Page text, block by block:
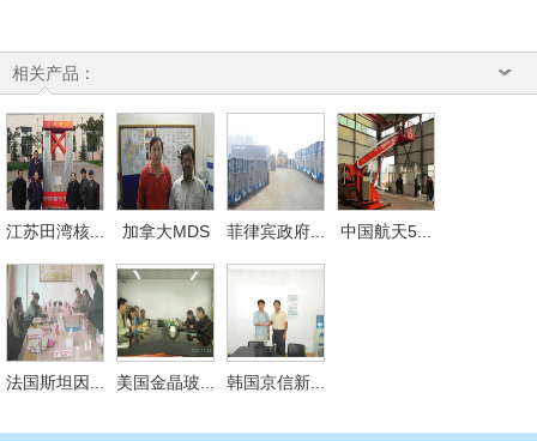
相关产品：
江苏田湾核... 加拿大MDS 菲律宾政府... 中国航天5...
法国斯坦因... 美国金晶玻... 韩国京信新...